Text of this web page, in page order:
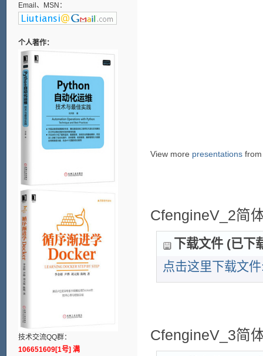
View more presentations
CfengineV_2简
下载文件 (已下
点击这里下载文
CfengineV_3简
Email、MSN：
个人著作：
技术交流QQ群：
106651609[1号] 满